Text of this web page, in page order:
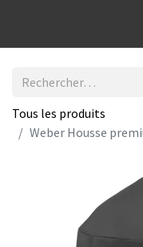
Tous les produits
Weber Housse